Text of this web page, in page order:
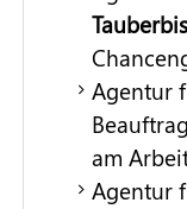
Agentur
am
Agentur